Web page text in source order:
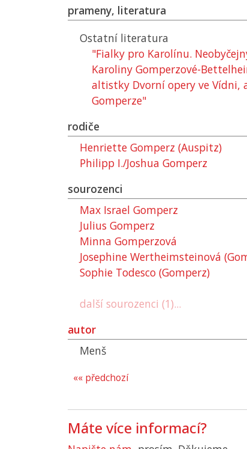
prameny, literatura
Ostatní literatura
"Fialky pro Karolínu.
Karoliny Gomperzové-
altistky Dvorní opery ve Vídni,
Gomperze"
rodiče
Henriette Gomperz (Auspitz)
Philipp I./Joshua Gomperz
sourozenci
Max Israel Gomperz
Julius Gomperz
Minna Gomperzová
Josephine Wertheimsteinová
Sophie Todesco (Gomperz)
další sourozenci (1)...
autor
Menš
«« předchozí
Máte více informací?